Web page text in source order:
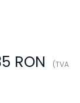
RON (TVA